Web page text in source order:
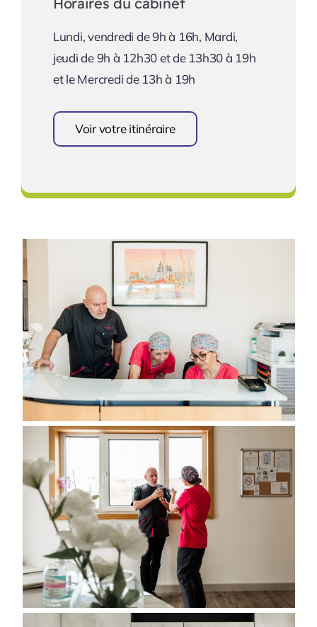
Lundi, vendredi de 9h à 16h, Mardi,
jeudi de 9h à 12h30 et de 13h30 à 19h
et le Mercredi de 13h à 19h
Voir votre itinéraire